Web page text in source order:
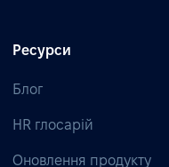
Ресурси
Блог
HR глосарій
Оновлення продукту